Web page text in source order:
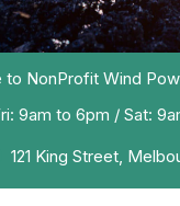
to NonProfit Wind
9am to 6pm / Sat:
121 King Street,